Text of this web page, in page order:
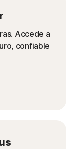
Accede a
confiable